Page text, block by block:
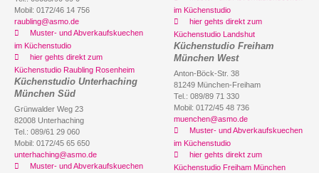
Mobil: 0172/46 14 756
raubling@asmo.de
Muster- und Abverkaufskuechen
im Küchenstudio
hier gehts direkt zum
Küchenstudio Raubling Rosenheim
Küchenstudio Unterhaching
München Süd
Grünwalder Weg 23
82008 Unterhaching
Tel.: 089/61 29 060
Mobil: 0172/45 65 650
unterhaching@asmo.de
Muster- und Abverkaufskuechen
im Küchenstudio
hier gehts direkt zum
Küchenstudio Landshut
Küchenstudio Freiham
München West
Anton-Böck-Str. 38
81249 München-Freiham
Tel.: 089/89 71 330
Mobil: 0172/45 48 736
muenchen@asmo.de
Muster- und Abverkaufskuechen
im Küchenstudio
hier gehts direkt zum
Küchenstudio Freiham München